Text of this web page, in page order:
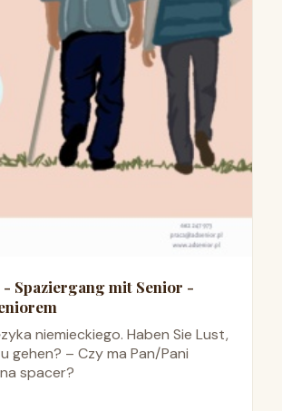
- Spaziergang mit Senior -
niemieckiego. Haben Sie Lust,
gehen? – Czy ma Pan/Pani
spacer?